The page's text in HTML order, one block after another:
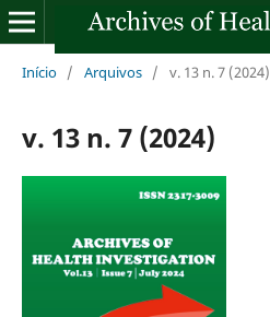
Início / Arquivos / v. 13 n. 7 (2024)
v. 13 n. 7 (2024)